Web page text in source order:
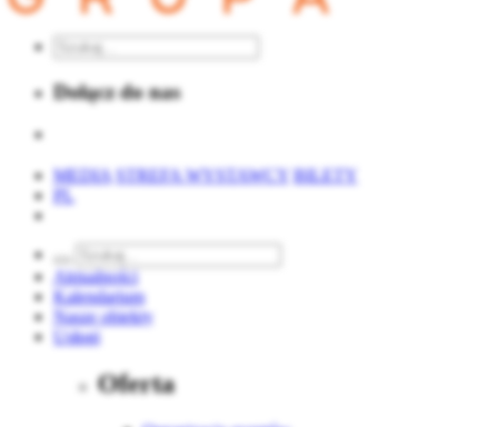
Dołącz do nas
MEDIA STREFA WYSTAWCY BILETY
PL
Aktualności
Kalendarium
Nasze obiekty
Usługi
Oferta